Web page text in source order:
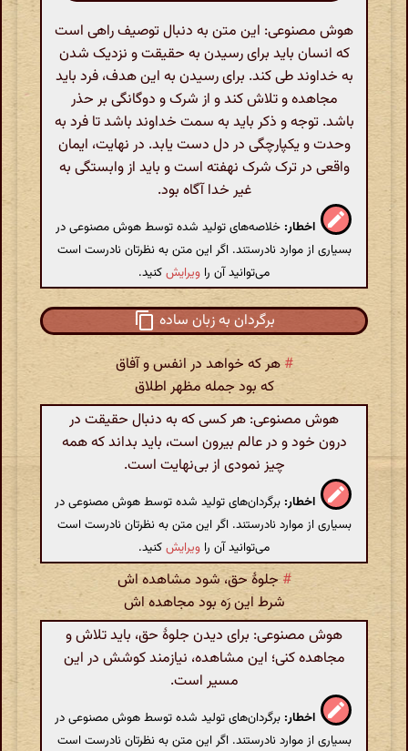
هوش مصنوعی: این متن به دنبال توصیف راهی است
که انسان باید برای رسیدن به حقیقت و نزدیک شدن
به خداوند طی کند. برای رسیدن به این هدف، فرد باید
مجاهده و تلاش کند و از شرک و دوگانگی بر حذر
باشد. توجه و ذکر باید به سمت خداوند باشد تا فرد به
وحدت و یکپارچگی در دل دست یابد. در نهایت، ایمان
واقعی در ترک شرک نهفته است و باید از وابستگی به
غیر خدا آگاه بود.
اخطار: خلاصه‌های تولید شده توسط هوش مصنوعی در
بسیاری از موارد نادرستند. اگر این متن به نظرتان نادرست است
می‌توانید آن را ویرایشکنید.
برگردان به زبان ساده
# هر که خواهد در انفس و آفاق
که بود جمله مظهر اطلاق
هوش مصنوعی: هر کسی که به دنبال حقیقت در
درون خود و در عالم بیرون است، باید بداند که همه
چیز نمودی از بی‌نهایت است.
اخطار: برگردان‌های تولید شده توسط هوش مصنوعی در
بسیاری از موارد نادرستند. اگر این متن به نظرتان نادرست است
می‌توانید آن را ویرایشکنید.
#جلوهٔ حق، شود مشاهده اش
شرط این رَه بود مجاهده اش
هوش مصنوعی: برای دیدن جلوهٔ حق، باید تلاش و
مجاهده کنی؛ این مشاهده، نیازمند کوشش در این
مسیر است.
اخطار: برگردان‌های تولید شده توسط هوش مصنوعی در
بسیاری از موارد نادرستند. اگر این متن به نظرتان نادرست است